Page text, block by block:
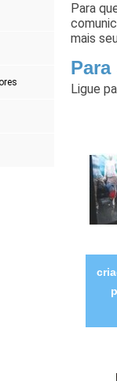
Para
mais
Ligue